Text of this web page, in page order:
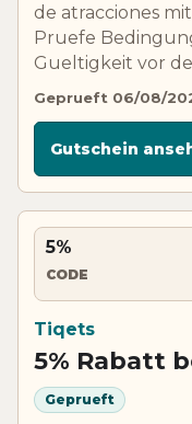
de atracciones
Pruefe
Gueltigkeit vor
Geprueft 06/08/
Gutschein
5%
CODE
Tiqets
5% Rabatt
Geprueft